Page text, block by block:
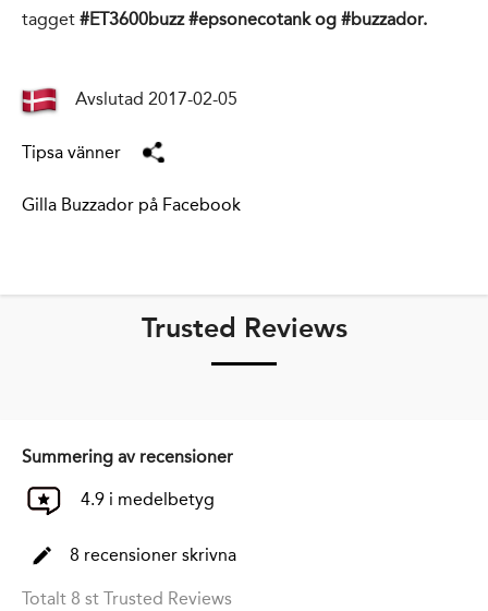
tagget #ET3600buzz #epsonecotank og #buzzador.
Avslutad 2017-02-05
Tipsa vänner
Gilla Buzzador på Facebook
Trusted Reviews
Summering av recensioner
4.9 i medelbetyg
8 recensioner skrivna
Totalt 8 st Trusted Reviews